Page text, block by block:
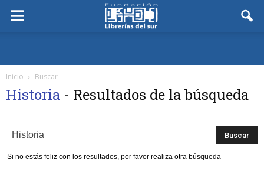
Inicio Buscar
Historia - Resultados de la búsqueda
Si no estás feliz con los resultados, por favor realiza otra búsqueda